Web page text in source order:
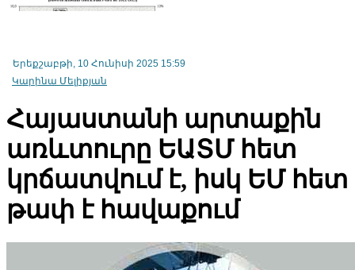
"հաջողությունն" է համարել Ռուսաստանի հետ
ապրանքաշրջանառության 2/3-ով նվազումը՝ նախորդ տարվա
համեմատ
Երեքշաբթի, 10 Հունիսի 2025 15:59
Կարինա Մելիքյան
Հայաստանի արտաքին
առևտուրը ԵԱՏՄ հետ
կրճատվում է, իսկ ԵՄ հետ
թափ է հավաքում